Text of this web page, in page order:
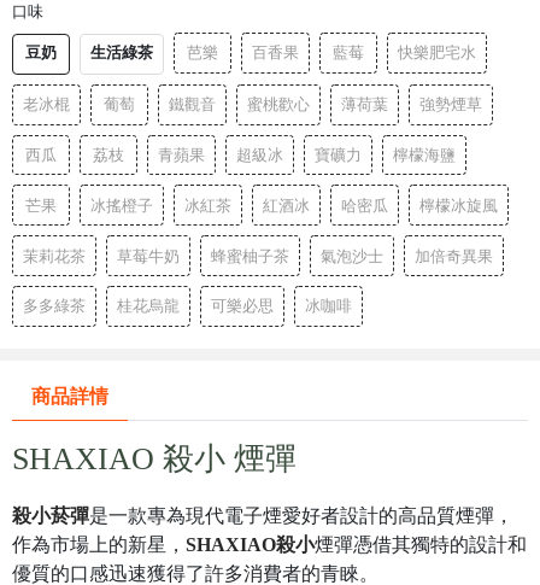
口味
豆奶 生活綠茶 芭樂 百香果 藍莓 快樂肥宅水
老冰棍 葡萄 鐵觀音 蜜桃歡心 薄荷葉 強勢煙草
西瓜 荔枝 青蘋果 超級冰 寶礦力 檸檬海鹽
芒果 冰搖橙子 冰紅茶 紅酒冰 哈密瓜 檸檬冰旋風
茉莉花茶 草莓牛奶 蜂蜜柚子茶 氣泡沙士 加倍奇異果
多多綠茶 桂花烏龍 可樂必思 冰咖啡
商品詳情
SHAXIAO 殺小 煙彈
殺小菸彈是一款專為現代電子煙愛好者設計的高品質煙彈，
作為市場上的新星， SHAXIAO殺小煙彈憑借其獨特的設計和
優質的口感迅速獲得了許多消費者的青睞。